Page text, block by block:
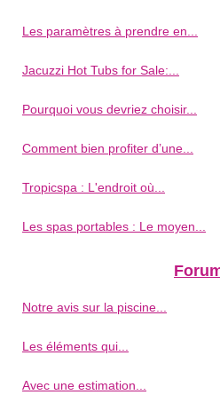
Les paramètres à prendre en...
Jacuzzi Hot Tubs for Sale:...
Pourquoi vous devriez choisir...
Comment bien profiter d’une...
Tropicspa : L'endroit où...
Les spas portables : Le moyen...
Notre avis sur la piscine...
Les éléments qui...
Avec une estimation...